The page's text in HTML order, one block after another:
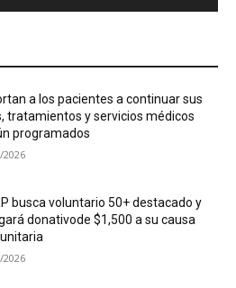
a los pacientes a continuar sus
tratamientos y servicios médicos
programados
2026
busca voluntario 50+ destacado y
donativode $1,500 a su causa
2026